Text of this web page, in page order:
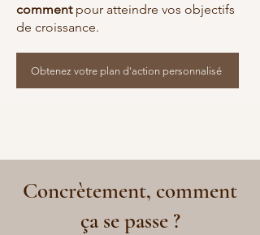
comment pour atteindre vos objectifs
de croissance.
Obtenez votre plan d'action personnalisé
Concrètement, comment
ça se passe ?